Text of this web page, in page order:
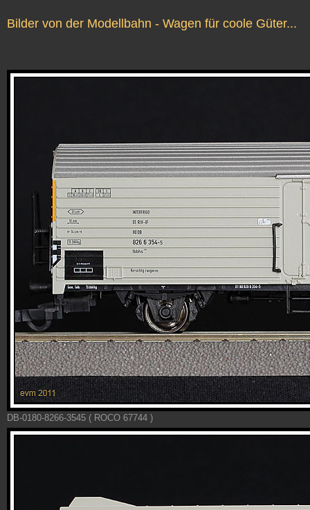
Bilder von der Modellbahn - Wagen für coole Güter...
DB-0180-8266-3545 ( ROCO 67744 )